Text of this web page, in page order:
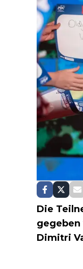
Die
gegeben
Dimitri